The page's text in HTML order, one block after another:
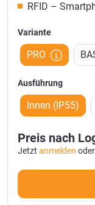
RFID –
Variante
PRO
Ausführung
Innen (IP55)
Preis nach
Jetzt anmelden oder